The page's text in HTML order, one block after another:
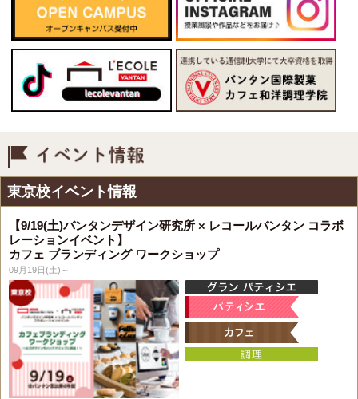
東京校イベント情報
【9/19(土)バンタンデザイン研究所 × レコールバンタン コラボ
レーションイベント】
カフェ ブランディング ワークショップ
09月19日(土)～